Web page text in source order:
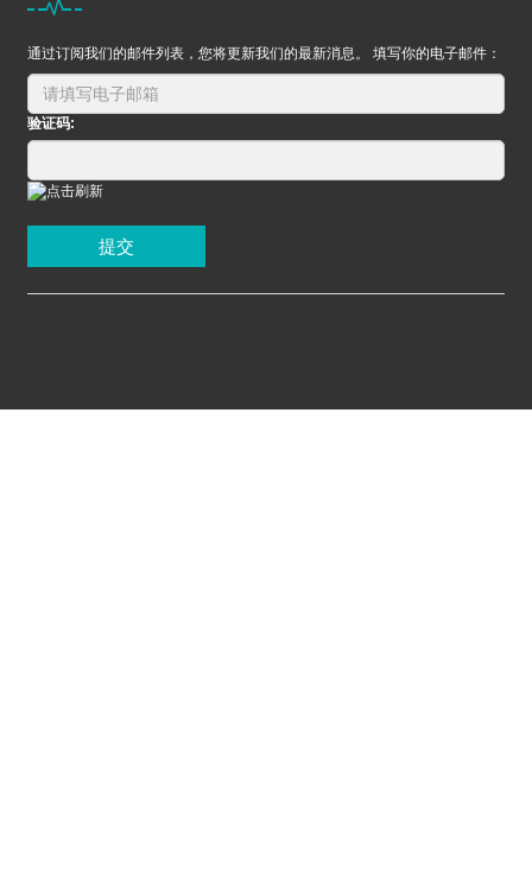
通过订阅我们的邮件列表，您将更新我们的最新消息。 填写你的电子邮件：
验证码:
提交